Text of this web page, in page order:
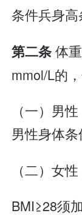
条件兵身高
第二条体
mmol/L的，
（一）男
男性身体条
（二）女
BMI≥28须